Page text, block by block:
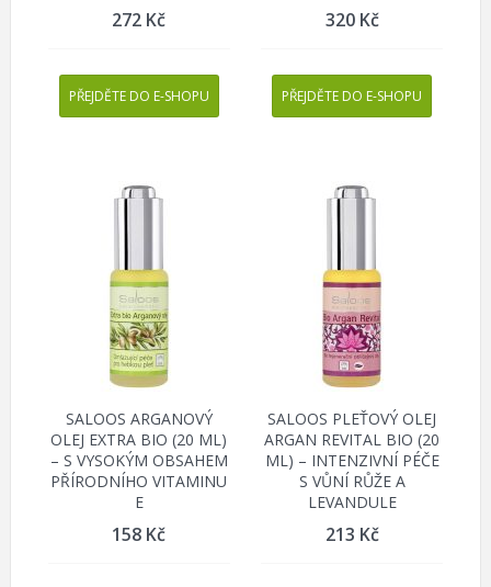
272 Kč
PŘEJDĚTE DO E-SHOPU
320 Kč
PŘEJDĚTE DO E-SHOPU
SALOOS ARGANOVÝ
OLEJ EXTRA BIO (20 ML)
– S VYSOKÝM OBSAHEM
PŘÍRODNÍHO VITAMINU
E
158 Kč
SALOOS PLEŤOVÝ OLEJ
ARGAN REVITAL BIO (20
ML) – INTENZIVNÍ PÉČE
S VŮNÍ RŮŽE A
LEVANDULE
213 Kč